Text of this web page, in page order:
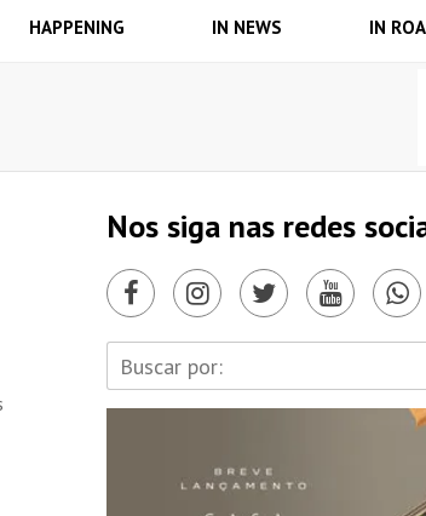
HAPPENING IN NEWS IN
Nos siga nas redes